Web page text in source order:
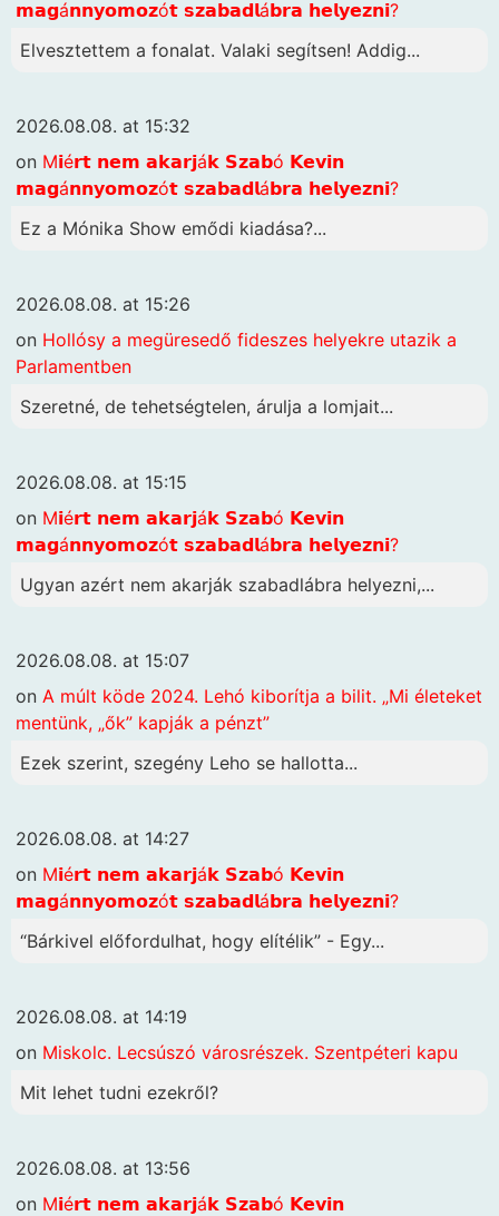
𝗺𝗮𝗴á𝗻𝗻𝘆𝗼𝗺𝗼𝘇ó𝘁 𝘀𝘇𝗮𝗯𝗮𝗱𝗹á𝗯𝗿𝗮 𝗵𝗲𝗹𝘆𝗲𝘇𝗻𝗶?
Elvesztettem a fonalat. Valaki segítsen! Addig...
2026.08.08. at 15:32
on M𝗶é𝗿𝘁 𝗻𝗲𝗺 𝗮𝗸𝗮𝗿𝗷á𝗸 𝗦𝘇𝗮𝗯ó 𝗞𝗲𝘃𝗶𝗻
𝗺𝗮𝗴á𝗻𝗻𝘆𝗼𝗺𝗼𝘇ó𝘁 𝘀𝘇𝗮𝗯𝗮𝗱𝗹á𝗯𝗿𝗮 𝗵𝗲𝗹𝘆𝗲𝘇𝗻𝗶?
Ez a Mónika Show emődi kiadása?...
2026.08.08. at 15:26
on Hollósy a megüresedő fideszes helyekre utazik a
Parlamentben
Szeretné, de tehetségtelen, árulja a lomjait...
2026.08.08. at 15:15
on M𝗶é𝗿𝘁 𝗻𝗲𝗺 𝗮𝗸𝗮𝗿𝗷á𝗸 𝗦𝘇𝗮𝗯ó 𝗞𝗲𝘃𝗶𝗻
𝗺𝗮𝗴á𝗻𝗻𝘆𝗼𝗺𝗼𝘇ó𝘁 𝘀𝘇𝗮𝗯𝗮𝗱𝗹á𝗯𝗿𝗮 𝗵𝗲𝗹𝘆𝗲𝘇𝗻𝗶?
Ugyan azért nem akarják szabadlábra helyezni,...
2026.08.08. at 15:07
on A múlt köde 2024. Lehó kiborítja a bilit. „Mi életeket
mentünk, „ők” kapják a pénzt”
Ezek szerint, szegény Leho se hallotta...
2026.08.08. at 14:27
on M𝗶é𝗿𝘁 𝗻𝗲𝗺 𝗮𝗸𝗮𝗿𝗷á𝗸 𝗦𝘇𝗮𝗯ó 𝗞𝗲𝘃𝗶𝗻
𝗺𝗮𝗴á𝗻𝗻𝘆𝗼𝗺𝗼𝘇ó𝘁 𝘀𝘇𝗮𝗯𝗮𝗱𝗹á𝗯𝗿𝗮 𝗵𝗲𝗹𝘆𝗲𝘇𝗻𝗶?
“Bárkivel előfordulhat, hogy elítélik” - Egy...
2026.08.08. at 14:19
on Miskolc. Lecsúszó városrészek. Szentpéteri kapu
Mit lehet tudni ezekről?
2026.08.08. at 13:56
on M𝗶é𝗿𝘁 𝗻𝗲𝗺 𝗮𝗸𝗮𝗿𝗷á𝗸 𝗦𝘇𝗮𝗯ó 𝗞𝗲𝘃𝗶𝗻